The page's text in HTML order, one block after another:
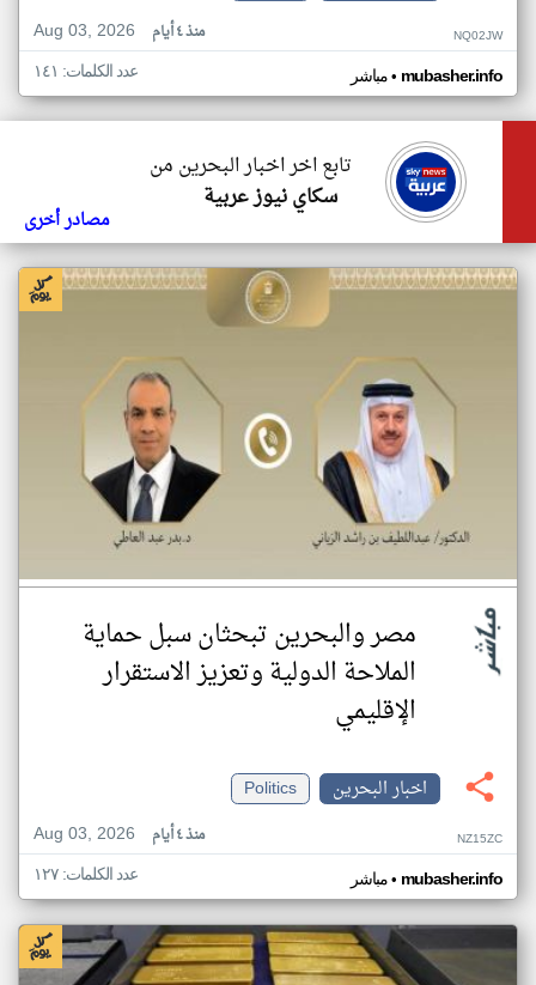
Aug 03, 2026
منذ ٤ أيام NQ02JW
مباشر• mubasher.info عدد الكلمات: ١٤١
تابع اخر اخبار البحرين من
سكاي نيوز عربية
مصادر أخرى
مصر والبحرين تبحثان سبل حماية
الملاحة الدولية وتعزيز الاستقرار
الإقليمي
اخبار البحرين
Politics
Aug 03, 2026
منذ ٤ أيام NZ15ZC
مباشر• mubasher.info عدد الكلمات: ١٢٧